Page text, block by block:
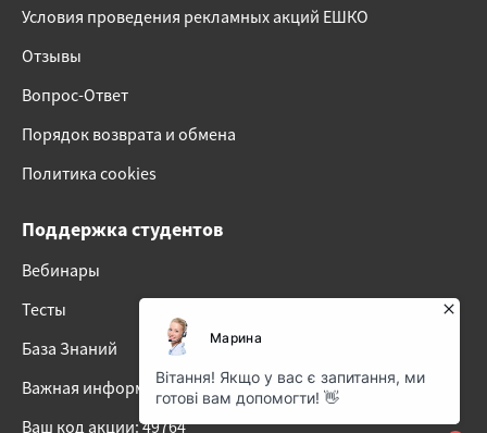
Условия проведения рекламных акций ЕШКО
Отзывы
Вопрос-Ответ
Порядок возврата и обмена
Политика cookies
Поддержка студентов
Вебинары
Тесты
База Знаний
Важная информация о наших онлайн-курсах
Ваш код акции: 49764